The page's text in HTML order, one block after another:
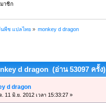
าชิก
นพีช แปลไทย » monkey d dragon
d dragon (อ่าน 53097 ครั้ง)
d dragon
. 11 มิ.ย. 2012 เวลา 15:33:27 »